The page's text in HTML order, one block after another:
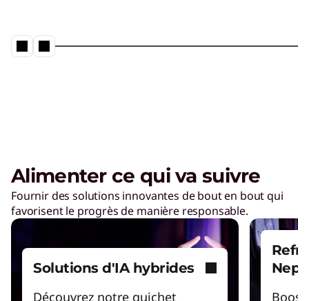
Neptune® Liquid Cooling en action
TruScale Infrastructure as a
Service
Redimensionnez votre infrastructure pour
améliorer votre efficacité énergétique.
Alimenter ce qui va suivre
Fournir des solutions innovantes de bout en bout qui
favorisent le progrès de manière responsable.
Solutions d'IA hybrides
Découvrez notre guichet